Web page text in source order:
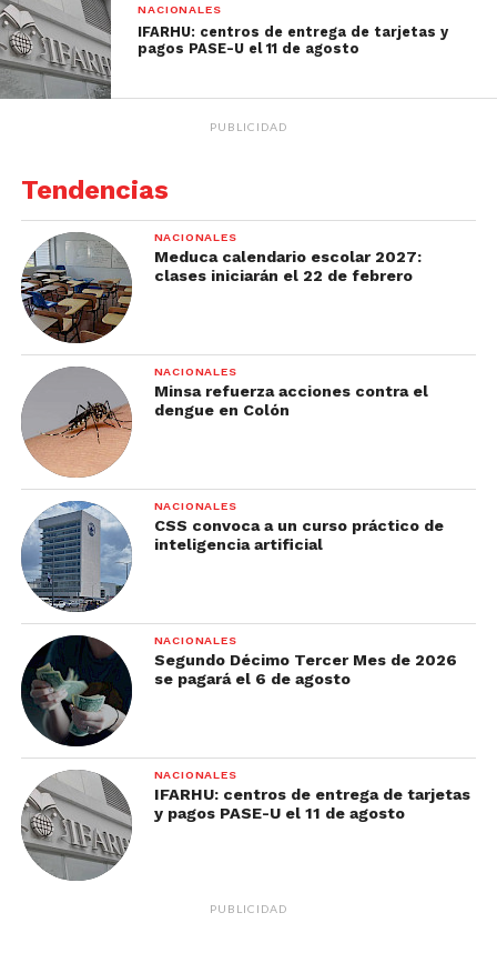
NACIONALES
IFARHU: centros de entrega de tarjetas y
pagos PASE-U el 11 de agosto
PUBLICIDAD
Tendencias
NACIONALES
Meduca calendario escolar 2027:
clases iniciarán el 22 de febrero
NACIONALES
Minsa refuerza acciones contra el
dengue en Colón
NACIONALES
CSS convoca a un curso práctico de
inteligencia artificial
NACIONALES
Segundo Décimo Tercer Mes de 2026
se pagará el 6 de agosto
NACIONALES
IFARHU: centros de entrega de tarjetas
y pagos PASE-U el 11 de agosto
PUBLICIDAD